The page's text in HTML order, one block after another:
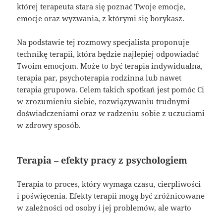
której terapeuta stara się poznać Twoje emocje,
emocje oraz wyzwania, z którymi się borykasz.
Na podstawie tej rozmowy specjalista proponuje
technikę terapii, która będzie najlepiej odpowiadać
Twoim emocjom. Może to być terapia indywidualna,
terapia par, psychoterapia rodzinna lub nawet
terapia grupowa. Celem takich spotkań jest pomóc Ci
w zrozumieniu siebie, rozwiązywaniu trudnymi
doświadczeniami oraz w radzeniu sobie z uczuciami
w zdrowy sposób.
Terapia – efekty pracy z psychologiem
Terapia to proces, który wymaga czasu, cierpliwości
i poświęcenia. Efekty terapii mogą być zróżnicowane
w zależności od osoby i jej problemów, ale warto